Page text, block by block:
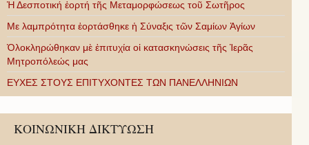
Ἡ Δεσποτική ἑορτή τῆς Μεταμορφώσεως τοῦ Σωτῆρος
Με λαμπρότητα ἑορτάσθηκε ἡ Σύναξις τῶν Σαμίων Ἁγίων
Ὁλοκληρώθηκαν μὲ ἐπιτυχία οἱ κατασκηνώσεις τῆς Ἱερᾶς
Μητροπόλεώς μας
ΕΥΧΕΣ ΣΤΟΥΣ ΕΠΙΤΥΧΟΝΤΕΣ ΤΩΝ ΠΑΝΕΛΛΗΝΙΩΝ
ΚΟΙΝΩΝΙΚΗ ΔΙΚΤΥΩΣΗ